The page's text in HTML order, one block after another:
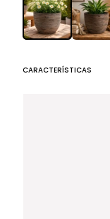
CARACTERÍSTICAS